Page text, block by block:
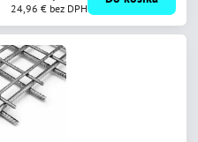
24,96 € bez DPH